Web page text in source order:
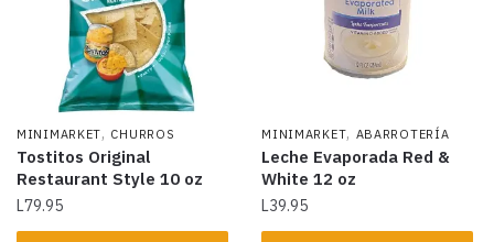
MINIMARKET, CHURROS
Tostitos Original
Restaurant Style 10 oz
L79.95
MINIMARKET, ABARROTERÍA
Leche Evaporada Red &
White 12 oz
L39.95